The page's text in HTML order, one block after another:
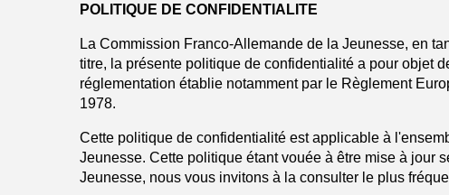
POLITIQUE DE CONFIDENTIALITE
La Commission Franco-Allemande de la Jeunesse, en
titre, la présente politique de confidentialité a pour objet
réglementation établie notamment par le Règlement
1978.
Cette politique de confidentialité est applicable à
Jeunesse. Cette politique étant vouée à être mise à jour
Jeunesse, nous vous invitons à la consulter le plus